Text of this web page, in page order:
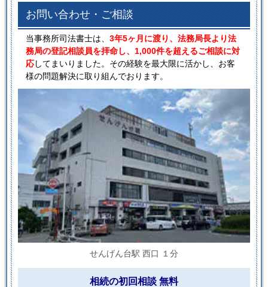
お問い合わせ・ご相談
当事務所司法書士は、 3年5ヶ月に渡り、法務局長より法
務局の登記相談員を拝命し、1,000件を超えるご相談に対
応してまいりました。その経験を最大限に活かし、お客
様の問題解決に取り組んでおります。
せんげん台駅 西口 １分
相続の初回相談 無料